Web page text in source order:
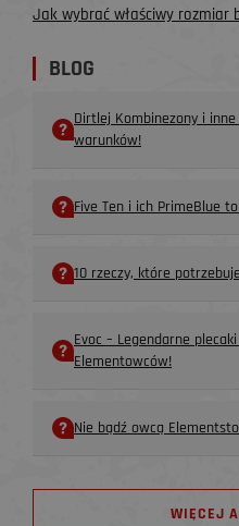
Jak wybrać właściwy rozmiar
BLOG
Dirtlej Kombinezony i
warunków!
Five Ten i ich PrimeBlue
10 rzeczy, które
Evoc – Legendarne
Elementowców!
Nie bądź owcą
WIĘCEJ